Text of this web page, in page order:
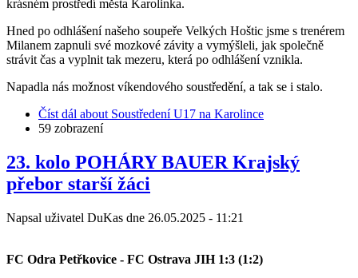
krásném prostředí města Karolinka.
Hned po odhlášení našeho soupeře Velkých Hoštic jsme s trenérem
Milanem zapnuli své mozkové závity a vymýšleli, jak společně
strávit čas a vyplnit tak mezeru, která po odhlášení vznikla.
Napadla nás možnost víkendového soustředění, a tak se i stalo.
Číst dál about Soustředení U17 na Karolince
59 zobrazení
23. kolo POHÁRY BAUER Krajský
přebor starší žáci
Napsal uživatel DuKas dne 26.05.2025 - 11:21
FC Odra Petřkovice - FC Ostrava JIH 1:3 (1:2)